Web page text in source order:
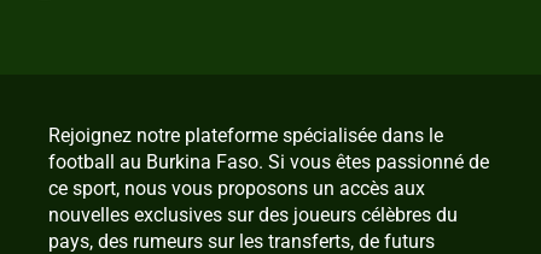
Rejoignez notre plateforme spécialisée dans le
football au Burkina Faso. Si vous êtes passionné de
ce sport, nous vous proposons un accès aux
nouvelles exclusives sur des joueurs célèbres du
pays, des rumeurs sur les transferts, de futurs